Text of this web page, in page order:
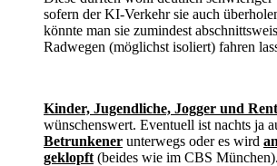
sofern der KI-Verkehr sie auch
könnte man sie zumindest
Radwegen (möglichst isoliert) fahren
Kinder, Jugendliche, Jogger und
wünschenswert. Eventuell ist nachts ja
Betrunkener unterwegs oder es wird
geklopft (beides wie im CBS München).